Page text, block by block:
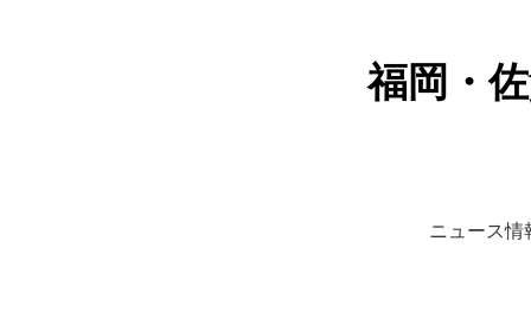
福岡・
ニュース情